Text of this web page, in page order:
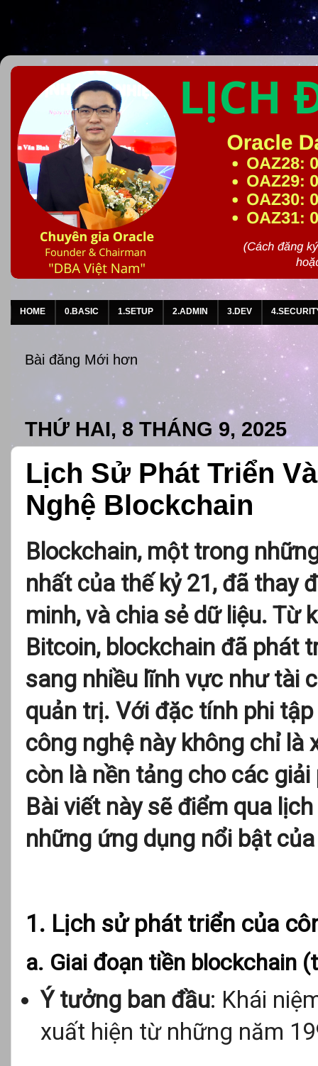
HOME 0.BASIC 1.SETUP 2.ADMIN 3.DEV
Bài đăng Mới hơn
THỨ HAI, 8 THÁNG 9, 2025
Lịch Sử Phát Triển
Nghệ Blockchain
Blockchain, một trong
nhất của thế kỷ 21, đã thay
minh, và chia sẻ dữ liệu. Từ
Bitcoin, blockchain đã phát
sang nhiều lĩnh vực như tài
quản trị. Với đặc tính phi
công nghệ này không chỉ là
còn là nền tảng cho các
Bài viết này sẽ điểm qua
những ứng dụng nổi bật
1. Lịch sử phát triển của
a. Giai đoạn tiền blockchain
Ý tưởng ban đầu: Khái
xuất hiện từ những năm